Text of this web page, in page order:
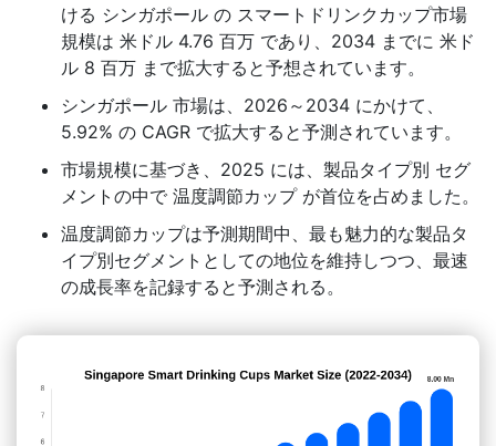
ける シンガポール の スマートドリンクカップ市場
規模は 米ドル 4.76 百万 であり、2034 までに 米ド
ル 8 百万 まで拡大すると予想されています。
シンガポール 市場は、2026～2034 にかけて、
5.92% の CAGR で拡大すると予測されています。
市場規模に基づき、2025 には、製品タイプ別 セグ
メントの中で 温度調節カップ が首位を占めました。
温度調節カップは予測期間中、最も魅力的な製品タ
イプ別セグメントとしての地位を維持しつつ、最速
の成長率を記録すると予測される。